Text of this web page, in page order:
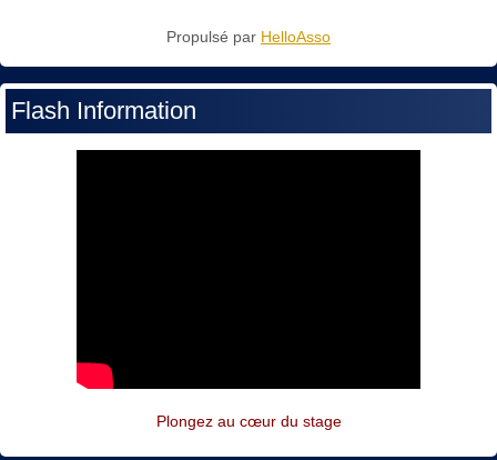
Propulsé par HelloAsso
Flash Information
Plongez au cœur du stage